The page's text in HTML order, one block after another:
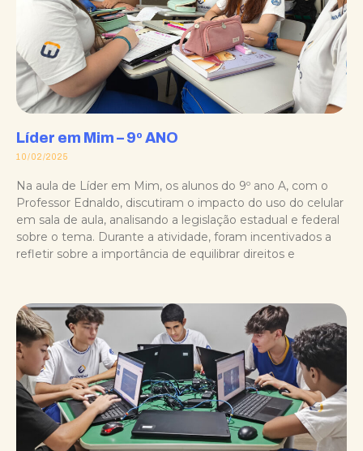
Líder em Mim – 9º ANO
10/02/2025
Na aula de Líder em Mim, os alunos do 9º ano A, com o
Professor Ednaldo, discutiram o impacto do uso do celular
em sala de aula, analisando a legislação estadual e federal
sobre o tema. Durante a atividade, foram incentivados a
refletir sobre a importância de equilibrar direitos e